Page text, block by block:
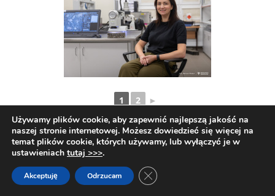
1 2
►
Używamy plików cookie, aby zapewnić najlepszą jakość na
naszej stronie internetowej. Możesz dowiedzieć się więcej na
temat plików cookie, których używamy, lub wyłączyć je w
ustawieniach tutaj >>>.
Akceptuję Odrzucam Zamknij panel powiadomień o